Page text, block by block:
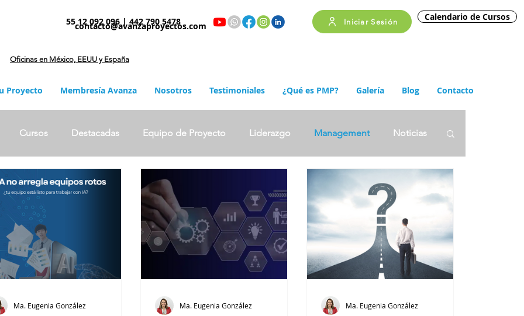
55 12 092 096 | 442 790 5478
contacto@avanzaproyectos.com Iniciar Sesión Calendario de Cursos
Oficinas en México, EEUU y España
Proyecto Membresía Avanza Nosotros Testimoniales ¿Qué es PMP? Galería Blog Contacto
Cursos Destacadas Equipo de Proyecto Liderazgo Management Noticias
Ma. Eugenia González Ma. Eugenia González Ma. Eugenia González